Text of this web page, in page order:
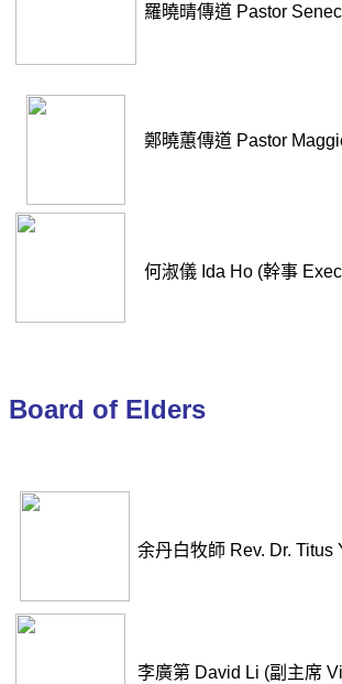
羅曉晴傳道 Pastor
鄭曉蕙傳道 Pastor
何淑儀 Ida Ho (幹事
Board of Elders
余丹白牧師 Rev. Dr. Titus
李廣第 David Li (副主席